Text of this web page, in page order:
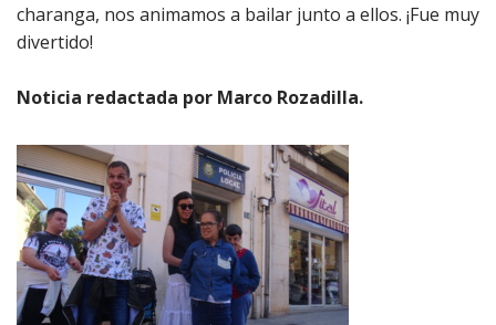
charanga, nos animamos a bailar junto a ellos. ¡Fue muy
divertido!
Noticia redactada por Marco Rozadilla.